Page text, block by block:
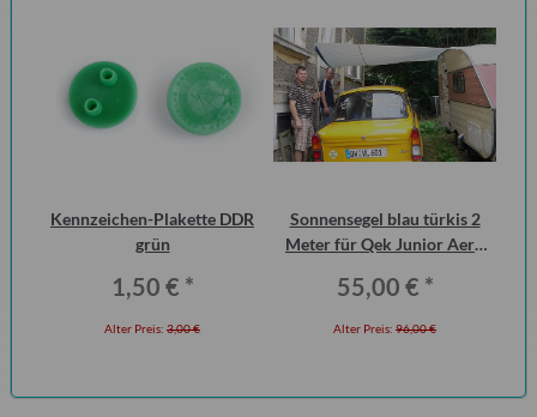
Kennzeichen-Plakette DDR
grün
1,50 € *
Alter Preis: 3,00 €
Sonnensegel blau türkis 2
Meter für Qek Junior Aero
55,00 € *
Alter Preis: 96,00 €